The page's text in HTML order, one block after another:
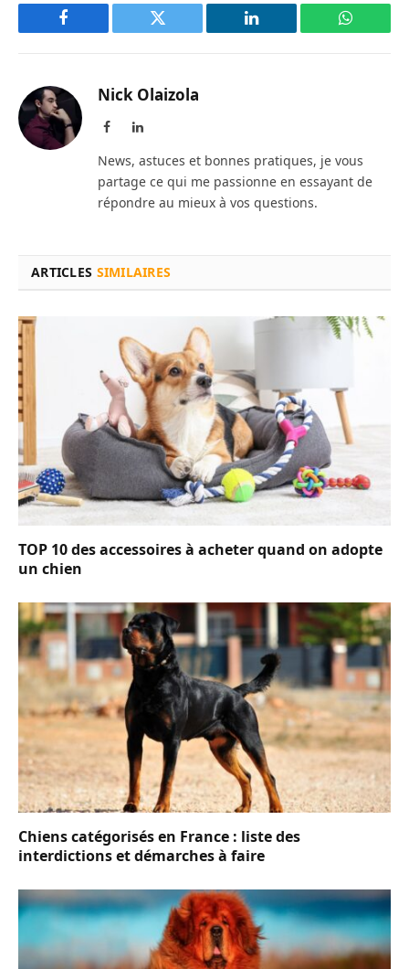
Facebook Twitter LinkedIn
Nick Olaizola
FacebookLinkedIn
News, astuces et bonnes pratiques, je vous
partage ce qui me passionne en essayant de
répondre au mieux à vos questions.
ARTICLES SIMILAIRES
TOP 10 des accessoires à acheter quand on adopte
un chien
Chiens catégorisés en France : liste des
interdictions et démarches à faire